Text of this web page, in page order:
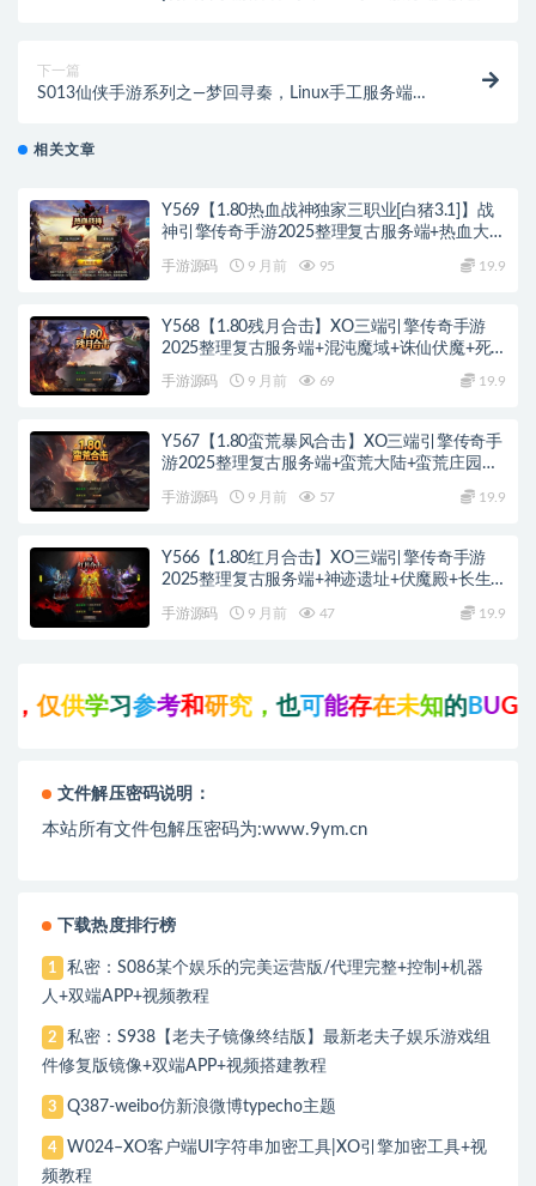
下一篇
S013仙侠手游系列之—梦回寻秦，Linux手工服务端
相关文章
Y569【1.80热血战神独家三职业[白猪3.1]】战
神引擎传奇手游2025整理复古服务端+热血大陆
手游源码 9 月前 95 19.9
Y568【1.80残月合击】XO三端引擎传奇手游
2025整理复古服务端+混沌魔域+诛仙伏魔+死
手游源码 9 月前 69 19.9
Y567【1.80蛮荒暴风合击】XO三端引擎传奇手
游2025整理复古服务端+蛮荒大陆+蛮荒庄园
手游源码 9 月前 57 19.9
Y566【1.80红月合击】XO三端引擎传奇手游
2025整理复古服务端+神迹遗址+伏魔殿+长生
手游源码 9 月前 47 19.9
供 学习参考和研究，也可 能存 在未知的BUG与瑕疵
文件解压密码说明：
本站所有文件包解压密码为:www.9ym.cn
下载热度排行榜
1
私密：S086某个娱乐的完美运营版/代理完整+控制+机器
人+双端APP+视频教程
2
私密：S938【老夫子镜像终结版】最新老夫子娱乐游戏组
件修复版镜像+双端APP+视频搭建教程
3 Q387-weibo仿新浪微博typecho主题
4
W024–XO客户端UI字符串加密工具|XO引擎加密工具+视
频教程